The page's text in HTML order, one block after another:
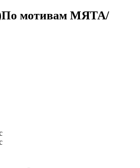
мотивам МЯТА/